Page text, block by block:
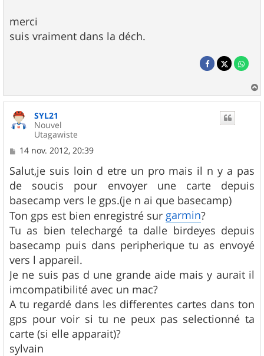
merci
suis vraiment dans la déch.
a
SYL21
Nouvel
Utagawiste
M
s
s
a
g
e
14 nov. 2012, 20:39
Salut,je suis loin d etre un pro mais il n y a pas
de soucis pour envoyer une carte depuis
basecamp vers le gps.(je n ai que basecamp)
Ton gps est bien enregistré sur garmin?
Tu as bien telechargé ta dalle birdeyes depuis
basecamp puis dans peripherique tu as envoyé
vers l appareil.
Je ne suis pas d une grande aide mais y aurait il
imcompatibilité avec un mac?
A tu regardé dans les differentes cartes dans ton
gps pour voir si tu ne peux pas selectionné ta
carte (si elle apparait)?
sylvain